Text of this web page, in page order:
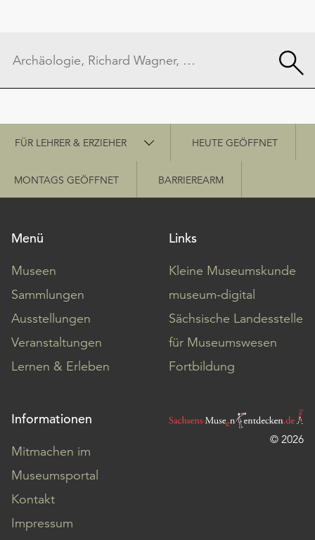
Schnellzugriff
FÜR LEHRER & ERZIEHER HEUTE GEÖFFNET
MONTAGS GEÖFFNET BARRIEREARM
Menü
Museen
Sammlungen
Ausstellungen
Veranstaltungen
Lernen & Erleben
Links
Kleine Museumskunde
museum-digital
Sächsische Landesstelle
für Museumswesen
Fortbildung
Informationen
Mitmachen im
Museumsportal
Kontakt
Impressum
© 2026